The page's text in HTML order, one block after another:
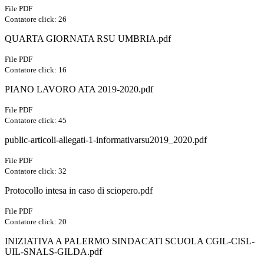
File PDF
Contatore click: 26
QUARTA GIORNATA RSU UMBRIA.pdf
File PDF
Contatore click: 16
PIANO LAVORO ATA 2019-2020.pdf
File PDF
Contatore click: 45
public-articoli-allegati-1-informativarsu2019_2020.pdf
File PDF
Contatore click: 32
Protocollo intesa in caso di sciopero.pdf
File PDF
Contatore click: 20
INIZIATIVA A PALERMO SINDACATI SCUOLA CGIL-CISL-
UIL-SNALS-GILDA.pdf